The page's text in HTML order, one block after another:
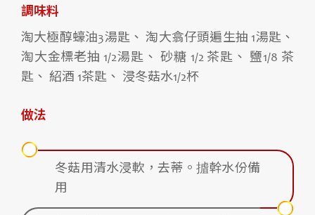
調味料
淘大極醇蠔油3湯匙、 淘大翕仔頭遍生抽 1湯匙、
淘大金標老抽 1/2湯匙、 砂糖 1/2 茶匙、 鹽1/8 茶
匙、 紹酒 1茶匙、 浸冬菇水1/2杯
做法
冬菇用清水浸軟，去蒂。摣幹水份備
用